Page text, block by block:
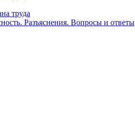
труда
Разъяснения. Вопросы и ответы